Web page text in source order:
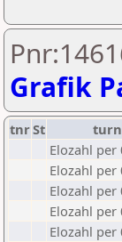
Grafik
tnrSt
Elozahl per
Elozahl per
Elozahl per
Elozahl per
Elozahl per